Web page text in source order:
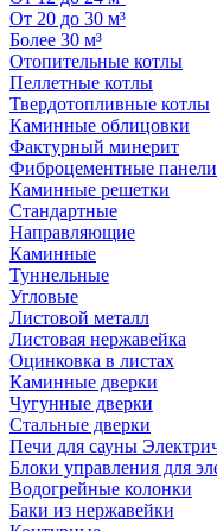
От 20 до 30 м³
Более 30 м³
Отопительные котлы
Пеллетные котлы
Твердотопливные котлы
Каминные облицовки
Фактурный минерит
Фиброцементные панели
Каминные решетки
Стандартные
Направляющие
Каминные
Туннельные
Угловые
Листовой металл
Листовая нержавейка
Оцинковка в листах
Каминные дверки
Чугунные дверки
Стальные дверки
Печи для сауны
Блоки управления для
Водогрейные колонки
Баки из нержавейки